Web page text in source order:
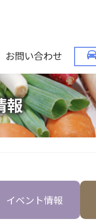
お問い合わせ
報
イベント情報